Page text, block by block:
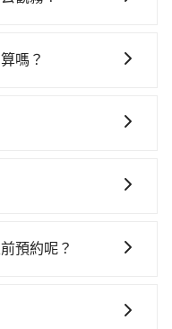
列車的到來，大概又
上小黃後約花36分
。但如果全程使用
額外浪費時間在轉乘
車），最重要的是你
外加收$3.2，從中壢
40元路邊停車費用預
較差的車款，如果人
者撞凹的車門仍未被
嗎？
等，如果在路邊攔不
元間，但如改預
北市的190倍。綜合
元/個)，讓您和孩子
，無論是清明掃墓、
月上下班，或者任何
預約呢？
有更優惠的價格。所